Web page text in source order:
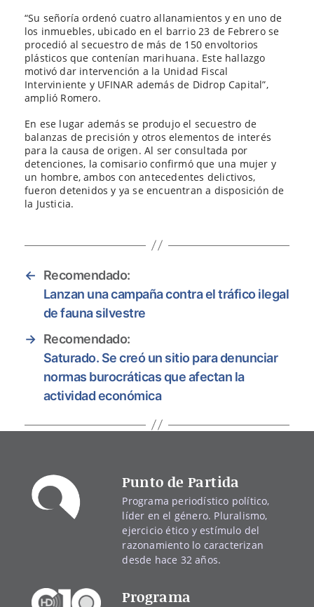
“Su señoría ordenó cuatro allanamientos y en uno de
los inmuebles, ubicado en el barrio 23 de Febrero se
procedió al secuestro de más de 150 envoltorios
plásticos que contenían marihuana. Este hallazgo
motivó dar intervención a la Unidad Fiscal
Interviniente y UFINAR además de Didrop Capital”,
amplió Romero.
En ese lugar además se produjo el secuestro de
balanzas de precisión y otros elementos de interés
para la causa de origen. Al ser consultada por
detenciones, la comisario confirmó que una mujer y
un hombre, ambos con antecedentes delictivos,
fueron detenidos y ya se encuentran a disposición de
la Justicia.
←
Recomendado:
Lanzan una campaña contra el tráfico ilegal
de fauna silvestre
→ Recomendado:
Saturado. Se creó un sitio para denunciar
normas burocráticas que afectan la
actividad económica
Punto de Partida
Programa periodístico político,
líder en el género. Pluralismo,
ejercicio ético y estímulo del
razonamiento lo caracterizan
desde hace 32 años.
Programa